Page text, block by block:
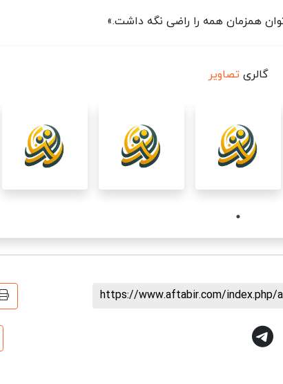
همزمان همه را راضی نگه داشت.»
گالری تصاویر
https://www.aftabir.com/index.php/